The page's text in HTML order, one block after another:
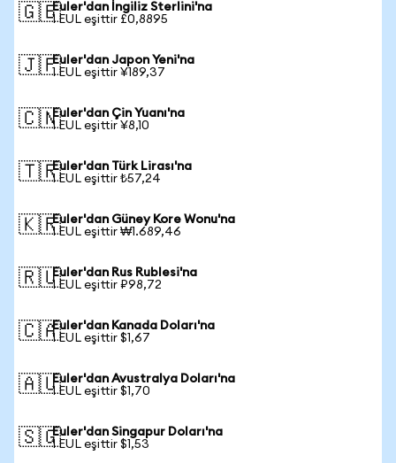
🇬🇧Euler'dan İngiliz Sterlini'na
1 EUL eşittir £0,8895
🇯🇵Euler'dan Japon Yeni'na
1 EUL eşittir ¥189,37
🇨🇳Euler'dan Çin Yuanı'na
1 EUL eşittir ¥8,10
🇹🇷Euler'dan Türk Lirası'na
1 EUL eşittir ₺57,24
🇰🇷Euler'dan Güney Kore Wonu'na
1 EUL eşittir ₩1.689,46
🇷🇺Euler'dan Rus Rublesi'na
1 EUL eşittir ₽98,72
🇨🇦Euler'dan Kanada Doları'na
1 EUL eşittir $1,67
🇦🇺Euler'dan Avustralya Doları'na
1 EUL eşittir $1,70
🇸🇬Euler'dan Singapur Doları'na
1 EUL eşittir $1,53